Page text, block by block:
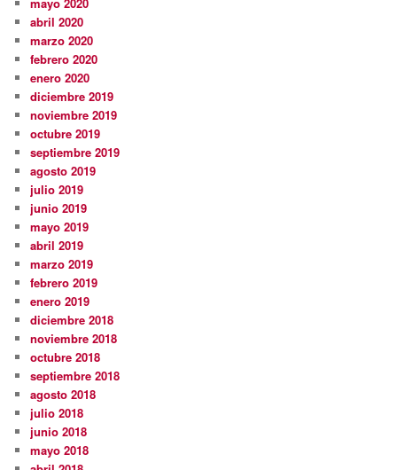
abril 2020
marzo 2020
febrero 2020
enero 2020
diciembre 2019
noviembre 2019
octubre 2019
septiembre 2019
agosto 2019
julio 2019
junio 2019
mayo 2019
abril 2019
marzo 2019
febrero 2019
enero 2019
diciembre 2018
noviembre 2018
octubre 2018
septiembre 2018
agosto 2018
julio 2018
junio 2018
mayo 2018